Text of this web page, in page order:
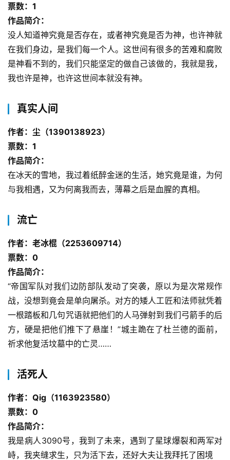
科
幻
资
讯
科
幻
小
说
库
票数：1
作品简介：
没人知道神究竟是否存在，或者神究竟是否为神，也许神就
在我们身边，是我们每一个人。这世间有很多的苦难和腐败
是神看不到的，我们只能坚定的做自己该做的，我就是我，
我也许是神，也许这世间本就没有神。
真实人间
作者：尘（1390138923）
票数：1
作品简介：
在冰天的雪地，我过着纸醉金迷的生活，她究竟是谁，为何
与我相遇，又为何离我而去，薄幕之后是血腥的真相。
流亡
作者：老冰棍（2253609714）
票数：0
作品简介：
“帝国军队对我们边防部队发动了突袭，原以为是次常规作
战，没想到竟会是单向屠杀。对方的矮人工匠和法师就凭着
一根踏板和几句咒语就把他们的人马弹射到我们弓箭手的后
方，硬是把他们推下了悬崖！”城主跪在了杜兰德的面前，
祈求他复活坟墓中的亡灵……
活死人
作者：Qig（1163923580）
票数：0
作品简介：
我是病人3090号，我到了未来，遇到了星球爆裂和两军对
峙，我夹缝求生，只为活下去，还好大夫让我拜托了困境